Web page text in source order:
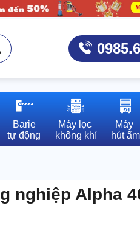
Barie
tự động
Máy lọc
không khí
Máy
hút ẩm
nghiệp Alpha